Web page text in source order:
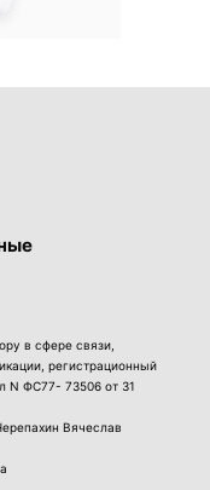
в сфере связи,
регистрационный
N ФС77- 73506 от 31
Вячеслав